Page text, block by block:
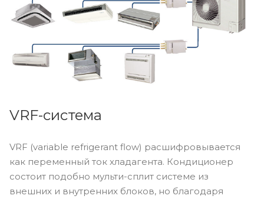
VRF-система
VRF (variable refrigerant flow) расшифровывается
как переменный ток хладагента. Кондиционер
состоит подобно мульти-сплит системе из
внешних и внутренних блоков, но благодаря